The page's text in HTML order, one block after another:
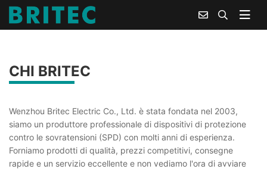
Casa Chi siamo Profilo Aziendale
CHI BRITEC
Wenzhou Britec Electric Co., Ltd. è stata fondata nel 2003,
siamo un produttore professionale di dispositivi di protezione
contro le sovratensioni (SPD) con molti anni di esperienza.
Forniamo prodotti di qualità, prezzi competitivi, consegne
rapide e un servizio eccellente e non vediamo l'ora di avviare